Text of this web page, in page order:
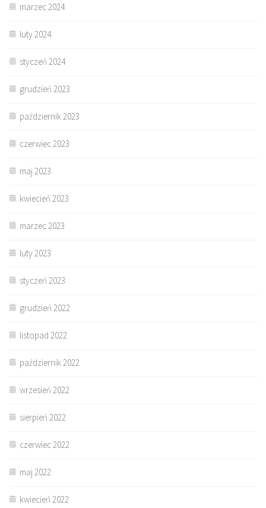
marzec 2024
luty 2024
styczeń 2024
grudzień 2023
październik 2023
czerwiec 2023
maj 2023
kwiecień 2023
marzec 2023
luty 2023
styczeń 2023
grudzień 2022
listopad 2022
październik 2022
wrzesień 2022
sierpień 2022
czerwiec 2022
maj 2022
kwiecień 2022